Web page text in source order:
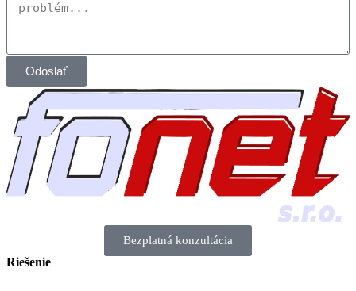
Odoslať
Riešenie
Bezplatná konzultácia